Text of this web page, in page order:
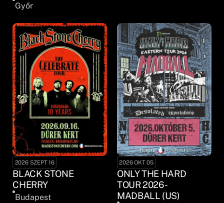
Győr
2026 SZEPT 16
BLACK STONE
CHERRY
Budapest
2026 OKT 05
ONLY THE HARD
TOUR 2026 -
MADBALL (US)